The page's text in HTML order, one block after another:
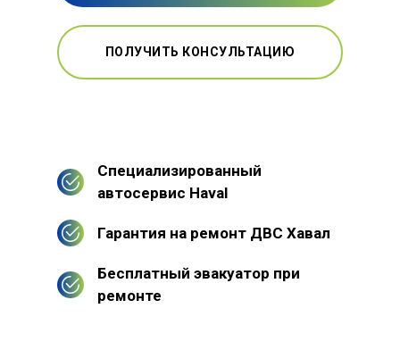
ПОЛУЧИТЬ КОНСУЛЬТАЦИЮ
Специализированный
автосервис Haval
Гарантия на ремонт ДВС Хавал
Бесплатный эвакуатор при
ремонте